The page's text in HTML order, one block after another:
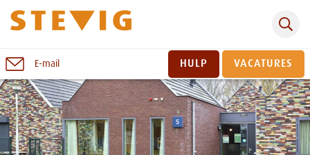
Naar
inhoud
E-mail HULP VACATURES
Sluiten